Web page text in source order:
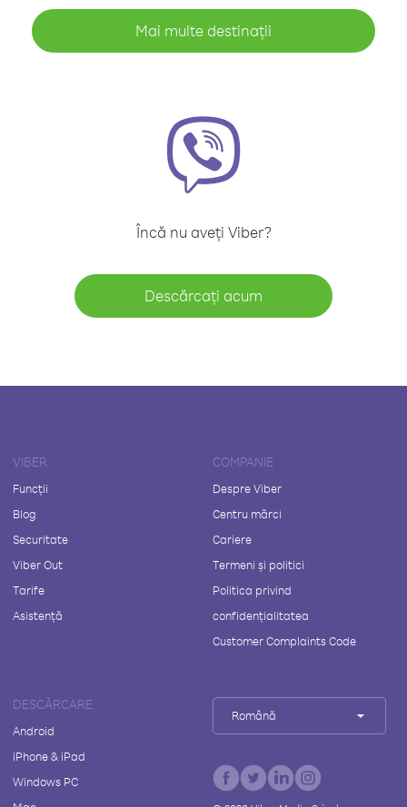
Mai multe destinații
Încă nu aveți Viber?
Descărcați acum
VIBER
Funcții
Blog
Securitate
Viber Out
Tarife
Asistență
COMPANIE
Despre Viber
Centru mărci
Cariere
Termeni și politici
Politica privind
confidențialitatea
Customer Complaints Code
DESCĂRCARE
Android
iPhone & iPad
Windows PC
Română